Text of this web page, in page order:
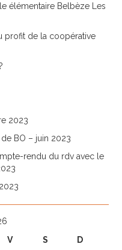
élémentaire Belbèze Les
profit de la coopérative
2023
BO – juin 2023
rendu du rdv avec le
V S D